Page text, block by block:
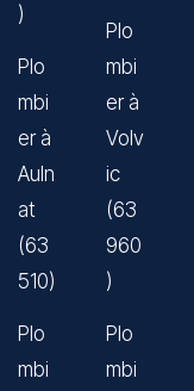
)
Plo
mbi
er à
Auln
at
(63
510)
Plo
mbi
Plo
mbi
er à
Volv
ic
(63
960
)
Plo
mbi